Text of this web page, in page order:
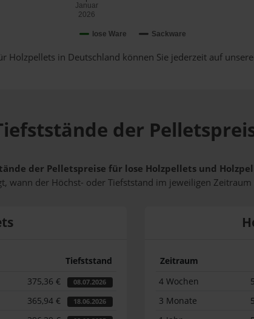
lose Ware Sackware
Januar
2026
Holzpellets in Deutschland können Sie jederzeit auf
der
der Pelletspreise für lose Holzpellets und
wann der Höchst- oder Tiefststand im jeweiligen
Tiefststand
375,36 € 08.07.2026
365,94 € 18.06.2026
Zeitraum
4 Wochen
3 Monate